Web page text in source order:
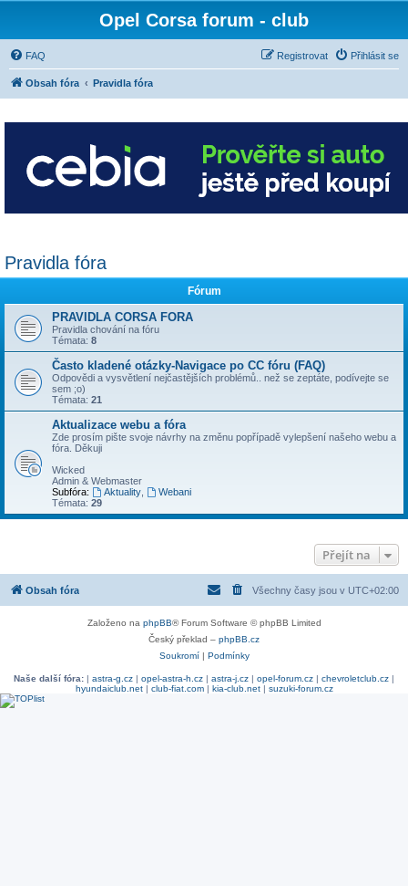
Opel Corsa forum - club
FAQ Přihlásit se
Registrovat
Obsah fóra Pravidla fóra
Pravidla fóra
Fórum
PRAVIDLA CORSA FORA
Pravidla chování na fóru
Témata: 8
Často kladené otázky-Navigace po CC fóru (FAQ)
Odpovědi a vysvětlení nejčastějších problémů.. než se zeptáte, podívejte se
sem ;o)
Témata: 21
Aktualizace webu a fóra
Zde prosím pište svoje návrhy na změnu popřípadě vylepšení našeho webu a
fóra. Děkuji
Wicked
Admin & Webmaster
Subfóra:
Aktuality,
Webani
Témata: 29
Přejít na
Obsah fóra Všechny časy jsou v UTC+02:00
Založeno na phpBB® Forum Software © phpBB Limited
Český překlad – phpBB.cz
Soukromí| Podmínky
Naše další fóra: | astra-g.cz | opel-astra-h.cz | astra-j.cz | opel-forum.cz | chevroletclub.cz |
hyundaiclub.net| club-fiat.com| kia-club.net| suzuki-forum.cz